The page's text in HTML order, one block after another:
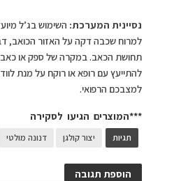
נסיינית המערכת: השימוש בג’ל
למרוח שכבה דקה על האזור הכואב,
תחושת הכאב. במקרה של ספק או
להתייעץ עם רופא או רוקח על מנת
למצבכם הרפואי.
***המוצרים הגיעו לסקירה
תגיות יצור קולגן דנונה מולטי
הוספת תגובה